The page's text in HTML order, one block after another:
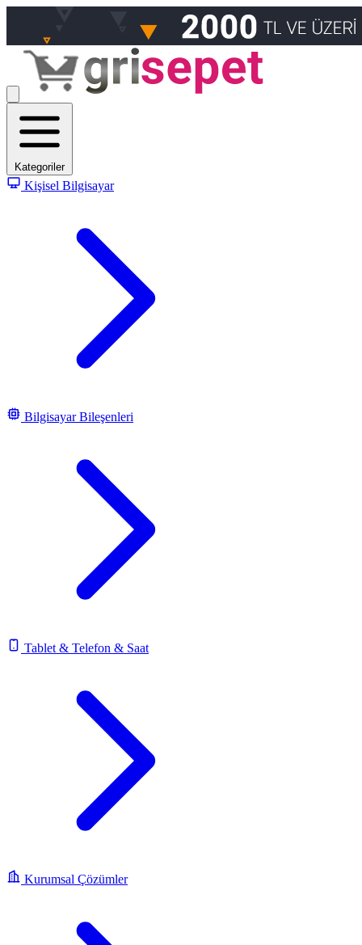
Kategoriler
Kişisel Bilgisayar
Bilgisayar Bileşenleri
Tablet & Telefon & Saat
Kurumsal Çözümler